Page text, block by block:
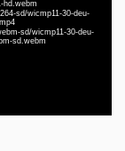
hd.webm
sd/wicmp11-30-deu-
sd/wicmp11-30-deu-
sd.webm